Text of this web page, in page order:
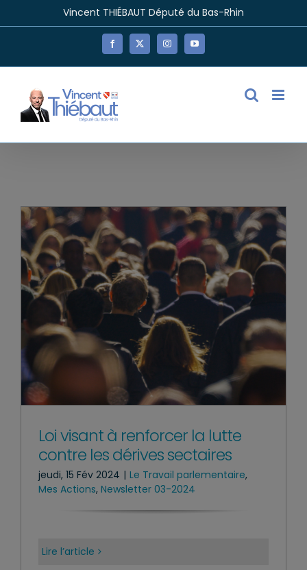
Vincent THIÉBAUT Député du Bas-Rhin
Facebook
X InstagramYouTube
Loi visant à renforcer la lutte
contre les dérives sectaires
jeudi, 15 Fév 2024 | Le Travail parlementaire,
Mes Actions, Newsletter 03-2024
Lire l’article